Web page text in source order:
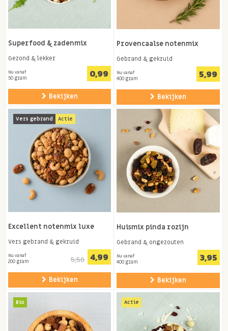
Superfood & zadenmix
Gezond & lekker
Nu vanaf
50 gram 0,99
Bekijken
Provencaalse notenmix
Gebrand & gekruid
Nu vanaf
400 gram 5,99
Bekijken
Vers gebrand Actie
Excellent notenmix luxe
Vers gebrand & gekruid
Nu vanaf
200 gram 5,50 4,99
Bekijken
Huismix pinda rozijn
Gebrand & ongezouten
Nu vanaf
400 gram 3,95
Bekijken
Bio Actie